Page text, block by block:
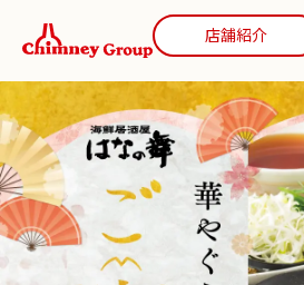
店舗紹介